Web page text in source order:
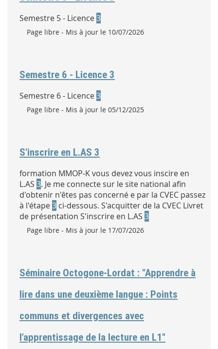
Semestre 5 - Licence3
Type :
Page libre - Mis à jour le 10/07/2026
Semestre 6 - Licence 3
Semestre 6 - Licence3
Type :
Page libre - Mis à jour le 05/12/2025
S'inscrire en L.AS 3
formation MMOP-K vous devez vous inscire en
L.AS 3. Je me connecte sur le site national afin
d'obtenir n'êtes pas concerné e par la CVEC passez
à l'étape3 ci-dessous. S'acquitter de la CVEC Livret
de présentation S'inscrire en L.AS 3
Type :
Page libre - Mis à jour le 17/07/2026
Séminaire Octogone-Lordat : "Apprendre à
lire dans une deuxième langue : Points
communs et divergences avec
l’apprentissage de la lecture en L1"